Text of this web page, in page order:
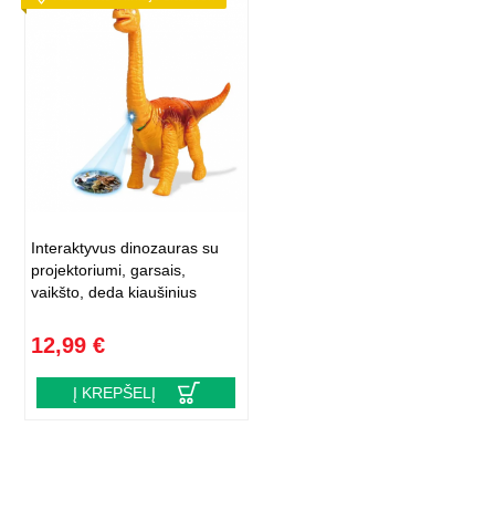
Interaktyvus dinozauras su
projektoriumi, garsais,
vaikšto, deda kiaušinius
12,99 €
Į KREPŠELĮ